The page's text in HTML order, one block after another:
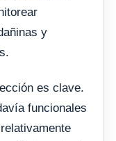
y
es clave.
funcionales